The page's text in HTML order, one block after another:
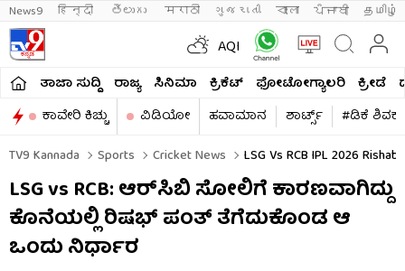
News9 हिन्दी తెలుగు मराठी ગુજરાતી বাংলা ਪੰਜਾਬੀ தமிழ்
AQI
ತಾಜಾ ಸುದ್ದಿ ರಾಜ್ಯ ಸಿನಿಮಾ ಕ್ರಿಕೆಟ್​ ಫೋಟೋಗ್ಯಾಲರಿ ಕ್ರೀಡೆ
ಕಾವೇರಿ ಕಿಚ್ಚು
ವಿಡಿಯೋ ಹವಾಮಾನ ಶಾರ್ಟ್ಸ್​
#ಡಿಕೆ
TV9 Kannada
Sports Cricket News LSG Vs RCB IPL 2026
LSG vs RCB: ಆರ್​ಸಿಬಿ ಸೋಲಿಗೆ ಕಾರಣವಾಗಿದ್ದು
ಕೊನೆಯಲ್ಲಿ ರಿಷಭ್ ಪಂತ್ ತೆಗೆದುಕೊಂಡ ಆ
ಒಂದು ನಿರ್ಧಾರ